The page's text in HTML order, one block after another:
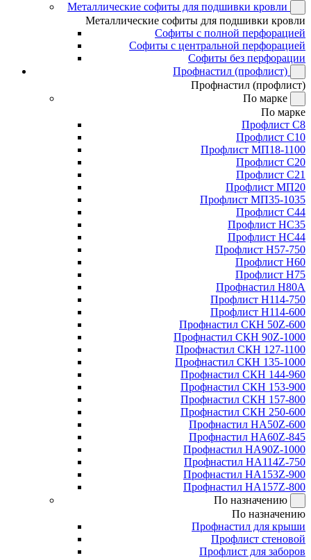
Металлические софиты для подшивки кровли
Металлические софиты для подшивки кровли
Софиты с полной перфорацией
Софиты с центральной перфорацией
Софиты без перфорации
Профнастил (профлист)
Профнастил (профлист)
По марке
По марке
Профлист С8
Профлист С10
Профлист МП18-1100
Профлист С20
Профлист С21
Профлист МП20
Профлист МП35-1035
Профлист С44
Профлист НС35
Профлист НС44
Профлист Н57-750
Профлист Н60
Профлист Н75
Профнастил Н80А
Профлист Н114-750
Профлист Н114-600
Профнастил СКН 50Z-600
Профнастил СКН 90Z-1000
Профнастил СКН 127-1100
Профнастил СКН 135-1000
Профнастил СКН 144-960
Профнастил СКН 153-900
Профнастил СКН 157-800
Профнастил СКН 250-600
Профнастил НА50Z-600
Профнастил НА60Z-845
Профнастил НА90Z-1000
Профнастил НА114Z-750
Профнастил НА153Z-900
Профнастил НА157Z-800
По назначению
По назначению
Профнастил для крыши
Профлист стеновой
Профлист для заборов